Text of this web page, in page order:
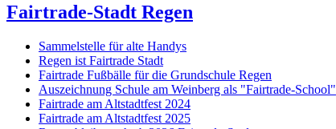
Fairtrade-Stadt Regen
Sammelstelle für alte Handys
Regen ist Fairtrade Stadt
Fairtrade Fußbälle für die Grundschule Regen
Auszeichnung Schule am Weinberg als "Fairtrade-School"
Fairtrade am Altstadtfest 2024
Fairtrade am Altstadtfest 2025